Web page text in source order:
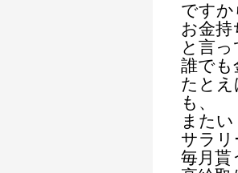
です
お金
と言
誰でも
たと
も、
また
サラ
毎月貰